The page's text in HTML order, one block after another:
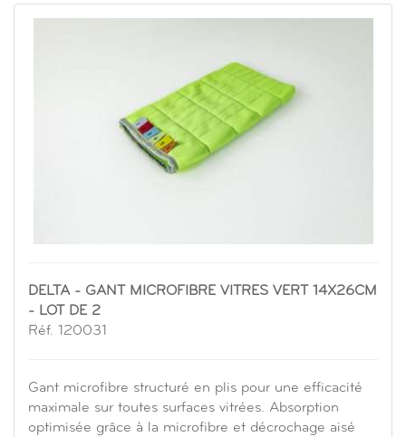
DELTA - GANT MICROFIBRE VITRES VERT 14X26CM
- LOT DE 2
Réf. 120031
Gant microfibre structuré en plis pour une efficacité
maximale sur toutes surfaces vitrées. Absorption
optimisée grâce à la microfibre et décrochage aisé